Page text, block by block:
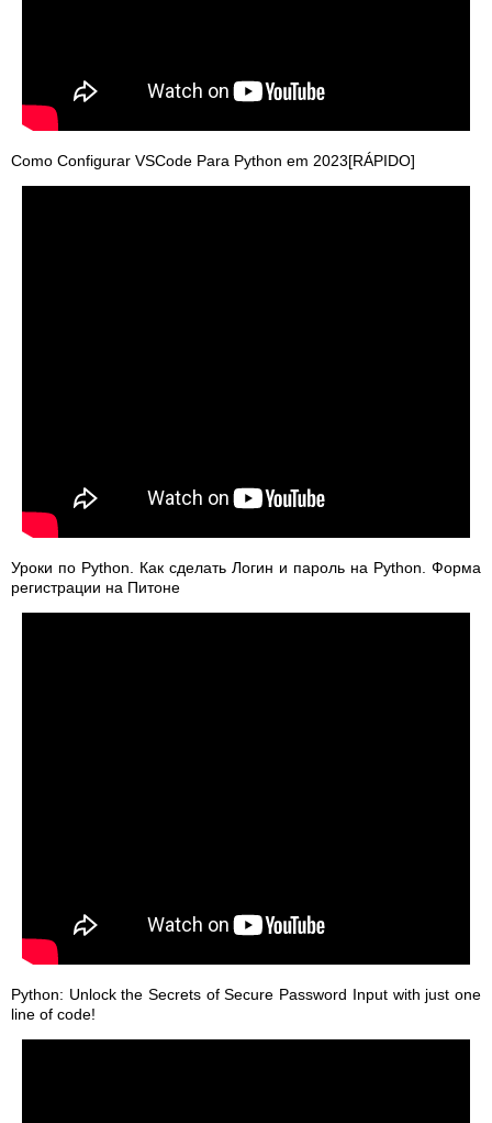
Como Configurar VSCode Para Python em 2023[RÁPIDO]
Уроки по Python. Как сделать Логин и пароль на Python. Форма
регистрации на Питоне
Python: Unlock the Secrets of Secure Password Input with just one
line of code!